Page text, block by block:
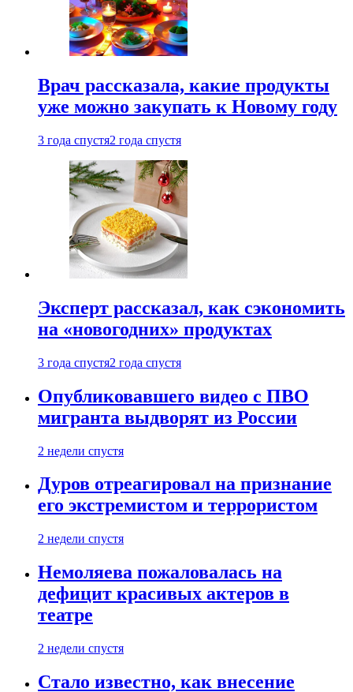
Врач рассказала, какие продукты
уже можно закупать к Новому году
3 года спустя2 года спустя
Эксперт рассказал, как сэкономить
на «новогодних» продуктах
3 года спустя2 года спустя
Опубликовавшего видео с ПВО
мигранта выдворят из России
2 недели спустя
Дуров отреагировал на признание
его экстремистом и террористом
2 недели спустя
Немоляева пожаловалась на
дефицит красивых актеров в
театре
2 недели спустя
Стало известно, как внесение